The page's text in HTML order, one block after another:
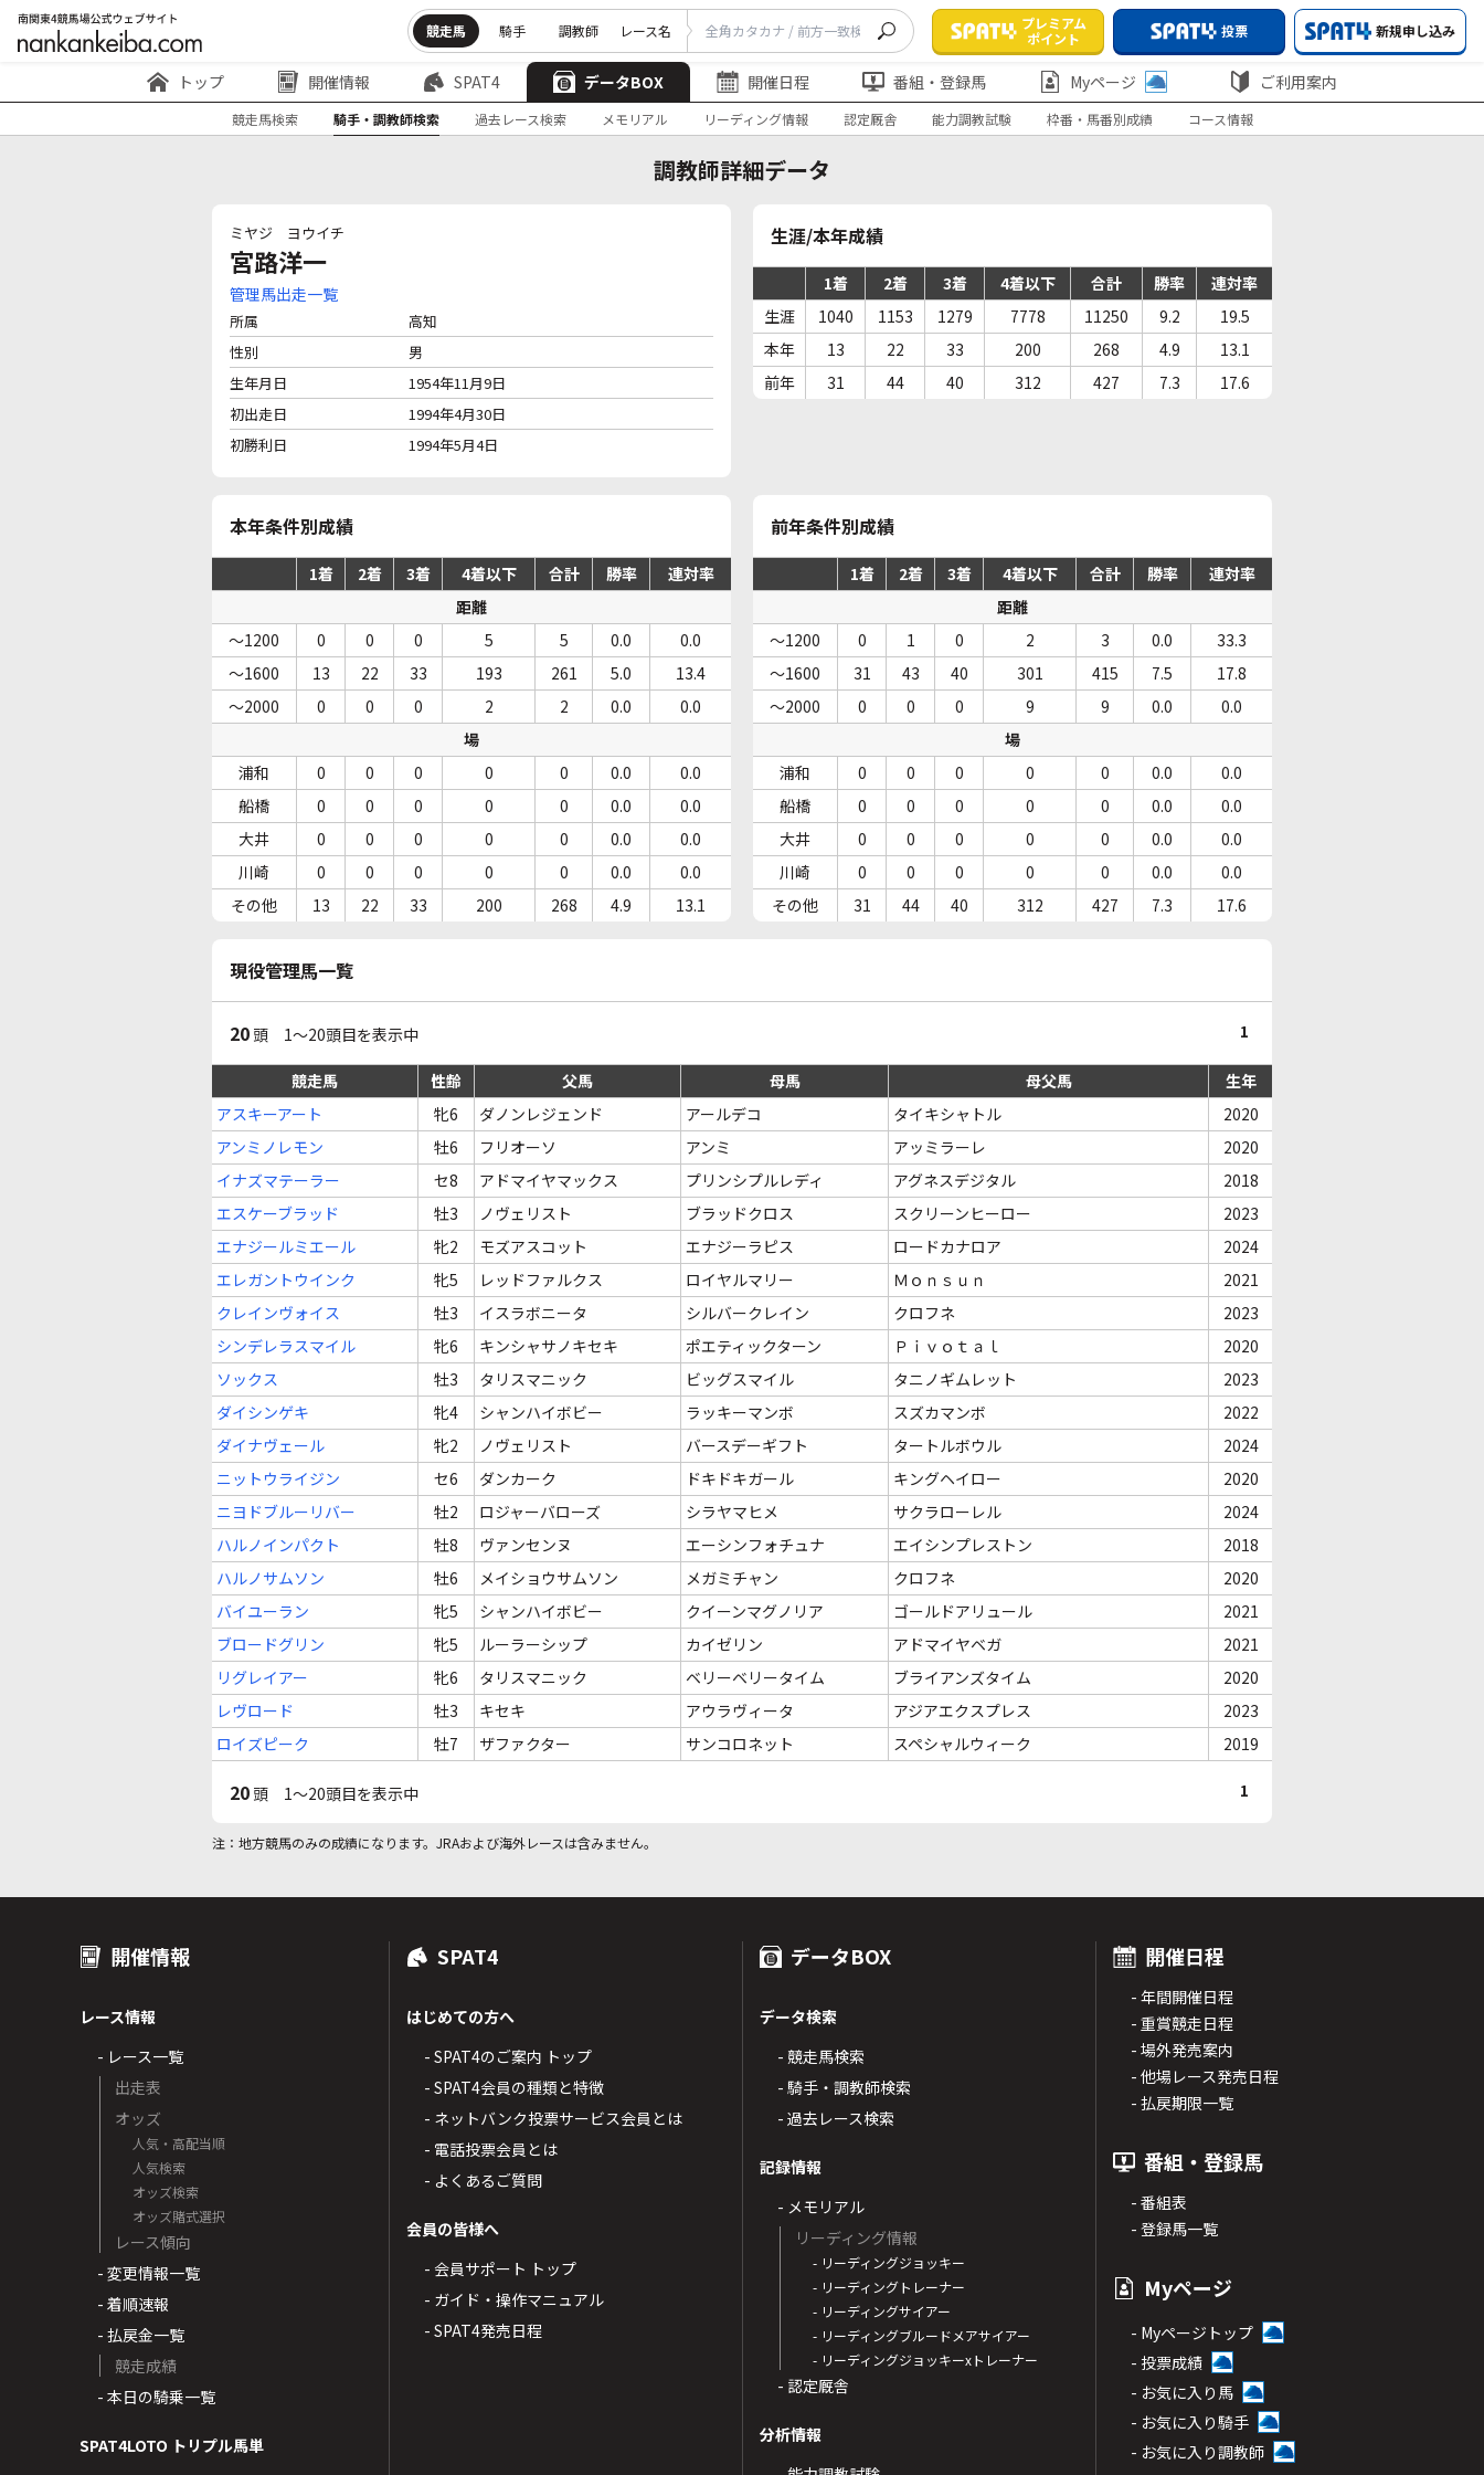
競走馬 騎手 調教師 レース名
プレミアム
ポイント
投票 新規申し込み
トップ 開催情報 SPAT4 データBOX 開催日程 番組・登録馬 Myページ ご利用案内
競走馬検索 騎手・調教師検索 過去レース検索 メモリアル リーディング情報 認定厩舎 能力調教試験 枠番・馬番別成績 コース情報
調教師詳細データ
ミヤジ ヨウイチ
宮路洋一
管理馬出走一覧
所属
高知
性別
男
生年月日
1954年11月9日
初出走日
1994年4月30日
初勝利日
1994年5月4日
生涯/本年成績
1着 2着 3着 4着以下 合計 勝率
連対率
生涯
1040 1153 1279 7778 11250 9.2
19.5
本年
13 22 33 200 268 4.9
13.1
前年
31 44 40 312 427 7.3 17.6
本年条件別成績
1着 2着 3着 4着以下 合計 勝率
連対率
距離
～1200
0 0 0 5 5 0.0
0.0
～1600
13 22 33 193 261 5.0
13.4
～2000
0 0 0 2 2 0.0
0.0
場
浦和
0 0 0 0 0 0.0
0.0
船橋
0 0 0 0 0 0.0
0.0
大井
0 0 0 0 0 0.0
0.0
川崎
0 0 0 0 0 0.0
0.0
その他
13 22 33 200 268 4.9 13.1
前年条件別成績
1着 2着 3着 4着以下 合計 勝率
連対率
距離
～1200
0 1 0 2 3 0.0
33.3
～1600
31 43 40 301 415 7.5
17.8
～2000
0 0 0 9 9 0.0
0.0
場
浦和
0 0 0 0 0 0.0
0.0
船橋
0 0 0 0 0 0.0
0.0
大井
0 0 0 0 0 0.0
0.0
川崎
0 0 0 0 0 0.0
0.0
その他
31 44 40 312 427 7.3 17.6
現役管理馬一覧
20 頭 1～20頭目を表示中 1
競走馬 性齢 父馬 母馬 母父馬
生年
アスキーアート
牝6 ダノンレジェンド アールデコ タイキシャトル
2020
アンミノレモン
牡6 フリオーソ アンミ アッミラーレ
2020
イナズマテーラー
セ8 アドマイヤマックス プリンシプルレディ アグネスデジタル
2018
エスケーブラッド
牡3 ノヴェリスト ブラッドクロス スクリーンヒーロー
2023
エナジールミエール
牝2 モズアスコット エナジーラピス ロードカナロア
2024
エレガントウインク
牝5 レッドファルクス ロイヤルマリー Ｍｏｎｓｕｎ
2021
クレインヴォイス
牡3 イスラボニータ シルバークレイン クロフネ
2023
シンデレラスマイル
牝6 キンシャサノキセキ ポエティックターン Ｐｉｖｏｔａｌ
2020
ソックス
牡3 タリスマニック ビッグスマイル タニノギムレット
2023
ダイシンゲキ
牝4 シャンハイボビー ラッキーマンボ スズカマンボ
2022
ダイナヴェール
牝2 ノヴェリスト バースデーギフト タートルボウル
2024
ニットウライジン
セ6 ダンカーク ドキドキガール キングヘイロー
2020
ニヨドブルーリバー
牡2 ロジャーバローズ シラヤマヒメ サクラローレル
2024
ハルノインパクト
牡8 ヴァンセンヌ エーシンフォチュナ エイシンプレストン
2018
ハルノサムソン
牡6 メイショウサムソン メガミチャン クロフネ
2020
バイユーラン
牝5 シャンハイボビー クイーンマグノリア ゴールドアリュール
2021
ブロードグリン
牝5 ルーラーシップ カイゼリン アドマイヤベガ
2021
リグレイアー
牝6 タリスマニック ベリーベリータイム ブライアンズタイム
2020
レヴロード
牡3 キセキ アウラヴィータ アジアエクスプレス
2023
ロイズピーク
牡7 ザファクター サンコロネット スペシャルウィーク 2019
20 頭 1～20頭目を表示中 1
注：地方競馬のみの成績になります。JRAおよび海外レースは含みません。
開催情報
レース情報
- レース一覧
出走表
オッズ
人気・高配当順
人気検索
オッズ検索
オッズ賭式選択
レース傾向
- 変更情報一覧
- 着順速報
- 払戻金一覧
競走成績
- 本日の騎乗一覧
SPAT4LOTO トリプル馬単
SPAT4
はじめての方へ
- SPAT4のご案内 トップ
- SPAT4会員の種類と特徴
- ネットバンク投票サービス会員とは
- 電話投票会員とは
- よくあるご質問
会員の皆様へ
- 会員サポート トップ
- ガイド・操作マニュアル
- SPAT4発売日程
データBOX
データ検索
- 競走馬検索
- 騎手・調教師検索
- 過去レース検索
記録情報
- メモリアル
リーディング情報
- リーディングジョッキー
- リーディングトレーナー
- リーディングサイアー
- リーディングブルードメアサイアー
- リーディングジョッキーxトレーナー
- 認定厩舎
分析情報
開催日程
- 年間開催日程
- 重賞競走日程
- 場外発売案内
- 他場レース発売日程
- 払戻期限一覧
番組・登録馬
- 番組表
- 登録馬一覧
Myページ
- Myページトップ
- 投票成績
- お気に入り馬
- お気に入り騎手
- お気に入り調教師